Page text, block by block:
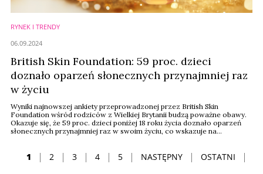
RYNEK I TRENDY
British Skin Foundation: 59 proc. dzieci
doznało oparzeń słonecznych przynajmniej raz
w życiu
Wyniki najnowszej ankiety przeprowadzonej przez British Skin
Foundation wśród rodziców z Wielkiej Brytanii budzą poważne obawy.
Okazuje się, że 59 proc. dzieci poniżej 18 roku życia doznało oparzeń
słonecznych przynajmniej raz w swoim życiu, co wskazuje na
06.09.2024
1 2 3 4 5 NASTĘPNY OSTATNI